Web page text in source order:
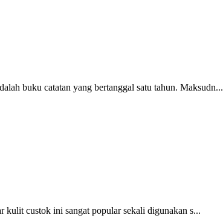
buku catatan yang bertanggal satu tahun. Maksudn...
kulit custok ini sangat popular sekali digunakan s...